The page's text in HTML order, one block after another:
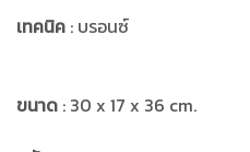
เทคนิค : บรอนซ์
ขนาด : 30 x 17 x 36 cm.